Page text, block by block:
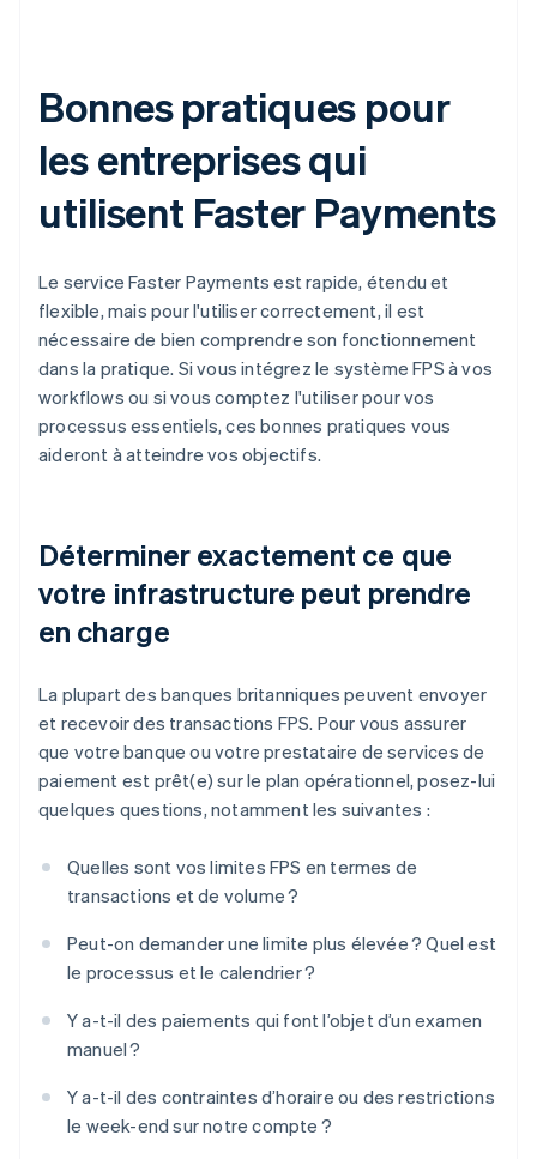
Bonnes pratiques pour
les entreprises qui
utilisent Faster Payments
Le service Faster Payments est rapide, étendu et
flexible, mais pour l'utiliser correctement, il est
nécessaire de bien comprendre son fonctionnement
dans la pratique. Si vous intégrez le système FPS à vos
workflows ou si vous comptez l'utiliser pour vos
processus essentiels, ces bonnes pratiques vous
aideront à atteindre vos objectifs.
Déterminer exactement ce que
votre infrastructure peut prendre
en charge
La plupart des banques britanniques peuvent envoyer
et recevoir des transactions FPS. Pour vous assurer
que votre banque ou votre prestataire de services de
paiement est prêt(e) sur le plan opérationnel, posez-lui
quelques questions, notamment les suivantes :
Quelles sont vos limites FPS en termes de
transactions et de volume ?
Peut-on demander une limite plus élevée ? Quel est
le processus et le calendrier ?
Y a-t-il des paiements qui font l’objet d’un examen
manuel ?
Y a-t-il des contraintes d’horaire ou des restrictions
le week-end sur notre compte ?